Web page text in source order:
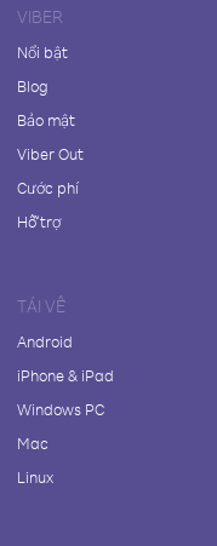
VIBER
Nổi bật
Blog
Bảo mật
Viber Out
Cước phí
Hỗ trợ
TẢI VỀ
Android
iPhone & iPad
Windows PC
Mac
Linux